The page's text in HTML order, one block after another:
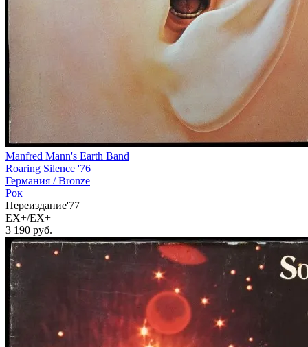
Manfred Mann's Earth Band
Roaring Silence '76
Германия /Bronze
Рок
Переиздание'77
EX+/EX+
3 190 руб.